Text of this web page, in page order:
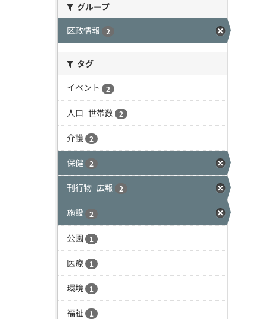
グループ
区政情報
2
タグ
イベント
2
人口_世帯数 2
介護 2
保健 2
刊行物_広報 2
施設 2
公園 1
医療 1
環境 1
福祉 1